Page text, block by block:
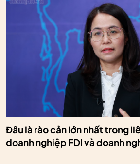
Đâu là rào cản lớn nhất trong
doanh nghiệp FDI và doanh